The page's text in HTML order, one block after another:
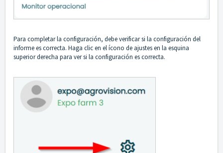
Para completar la configuración, debe verificar si la configuración del
informe es correcta. Haga clic en el ícono de ajustes en la esquina
superior derecha para ver si la configuración es correcta.